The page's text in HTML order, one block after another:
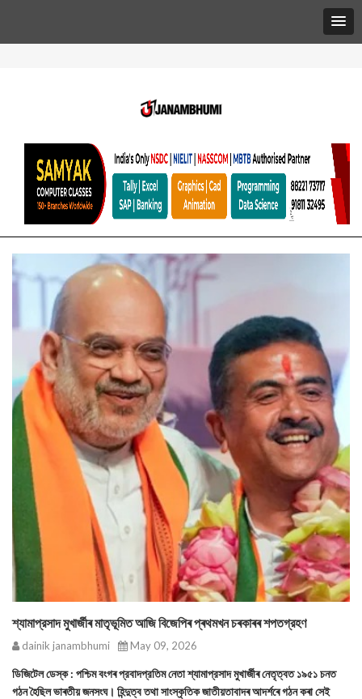
শ্যামাপ্রসাদ মুখার্জীৰ মাতৃভূমিত আজি বিজেপিৰ প্ৰথমখন চৰকাৰৰ শপতগ্রহণ
dainik janambhumi May 09, 2026
ডিজিটেল ডেস্ক : পশ্চিম বংগৰ প্রবাদপ্রতিম নেতা শ্যামাপ্রসাদ মুখার্জীৰ নেতৃত্বত ১৯৫১ চনত
গঠন হৈছিল ভাৰতীয় জনসংঘ। হিন্দুত্ব তথা সাংস্কৃতিক জাতীয়তাবাদৰ আদৰ্শৰে গঠন কৰা সেই